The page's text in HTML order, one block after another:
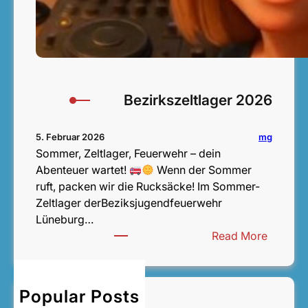
Bezirkszeltlager 2026
5. Februar 2026 mg
Sommer, Zeltlager, Feuerwehr – dein
Abenteuer wartet!
Wenn der Sommer
ruft, packen wir die Rucksäcke! Im Sommer-
Zeltlager derBeziksjugendfeuerwehr
Lüneburg…
Read More:
e
Popular Posts
Bezirksentscheid